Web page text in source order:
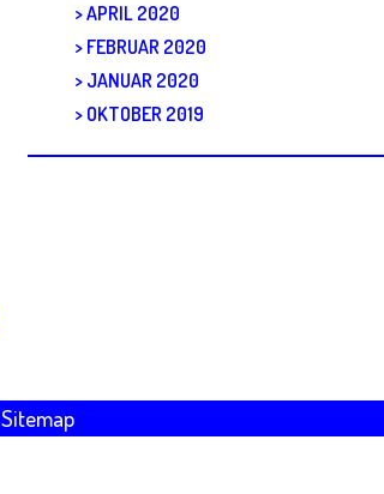
APRIL 2020
FEBRUAR 2020
JANUAR 2020
OKTOBER 2019
Sitemap